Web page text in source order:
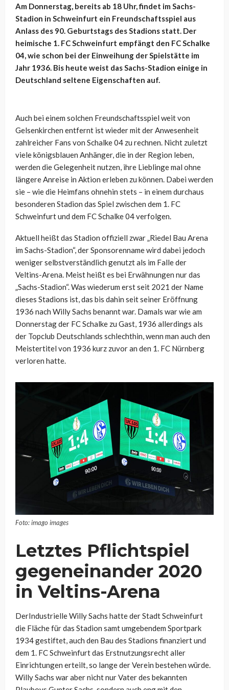
Am Donnerstag, bereits ab 18 Uhr, findet im Sachs-
Stadion in Schweinfurt ein Freundschaftsspiel aus
Anlass des 90. Geburtstags des Stadions statt. Der
heimische 1. FC Schweinfurt empfängt den FC Schalke
04, wie schon bei der Einweihung der Spielstätte im
Jahr 1936. Bis heute weist das Sachs-Stadion einige in
Deutschland seltene Eigenschaften auf.
Auch bei einem solchen Freundschaftsspiel weit von
Gelsenkirchen entfernt ist wieder mit der Anwesenheit
zahlreicher Fans von Schalke 04 zu rechnen. Nicht zuletzt
viele königsblauen Anhänger, die in der Region leben,
werden die Gelegenheit nutzen, ihre Lieblinge mal ohne
längere Anreise in Aktion erleben zu können. Dabei werden
sie – wie die Heimfans ohnehin stets – in einem durchaus
besonderen Stadion das Spiel zwischen dem 1. FC
Schweinfurt und dem FC Schalke 04 verfolgen.
Aktuell heißt das Stadion offiziell zwar „Riedel Bau Arena
im Sachs-Stadion“, der Sponsorenname wird dabei jedoch
weniger selbstverständlich genutzt als im Falle der
Veltins-Arena. Meist heißt es bei Erwähnungen nur das
„Sachs-Stadion“. Was wiederum erst seit 2021 der Name
dieses Stadions ist, das bis dahin seit seiner Eröffnung
1936 nach Willy Sachs benannt war. Damals war wie am
Donnerstag der FC Schalke zu Gast, 1936 allerdings als
der Topclub Deutschlands schlechthin, wenn man auch den
Meistertitel von 1936 kurz zuvor an den 1. FC Nürnberg
verloren hatte.
Foto: imago images
Letztes Pflichtspiel
gegeneinander 2020
in Veltins-Arena
DerIndustrielle Willy Sachs hatte der Stadt Schweinfurt
die Fläche für das Stadion samt umgebendem Sportpark
1934 gestiftet, auch den Bau des Stadions finanziert und
dem 1. FC Schweinfurt das Erstnutzungsrecht aller
Einrichtungen erteilt, so lange der Verein bestehen würde.
Willy Sachs war aber nicht nur Vater des bekannten